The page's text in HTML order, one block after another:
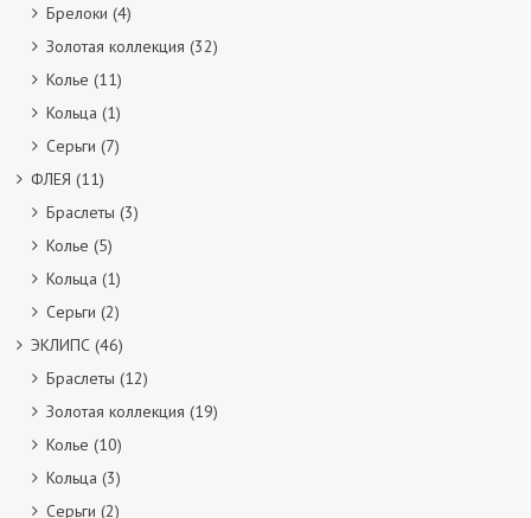
Брелоки (4)
Золотая коллекция (32)
Колье (11)
Кольца (1)
Серьги (7)
ФЛЕЯ (11)
Браслеты (3)
Колье (5)
Кольца (1)
Серьги (2)
ЭКЛИПС (46)
Браслеты (12)
Золотая коллекция (19)
Колье (10)
Кольца (3)
Серьги (2)